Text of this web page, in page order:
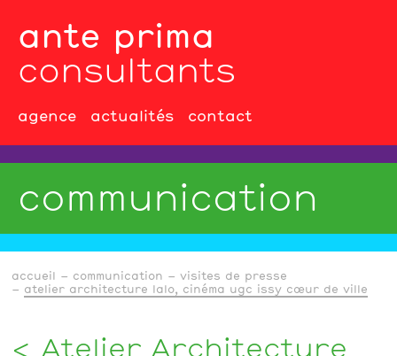
ante prima
consultants
agence actualités contact
communication
accueil communication
visites de presse
atelier architecture lalo, cinéma ugc issy cœur de ville
Atelier Architecture